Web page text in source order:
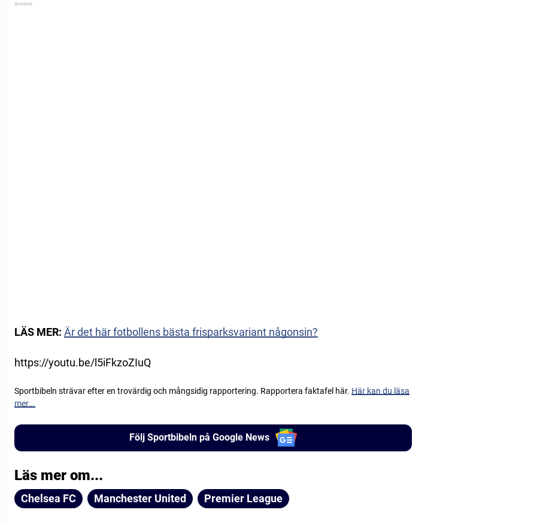
LÄS MER: Är det här fotbollens bästa frisparksvariant någonsin?
https://youtu.be/l5iFkzoZIuQ
Sportbibeln strävar efter en trovärdig och mångsidig rapportering. Rapportera faktafel här. Här kan du läsa
mer...
Följ Sportbibeln på Google News
Läs mer om...
Chelsea FC Manchester United Premier League